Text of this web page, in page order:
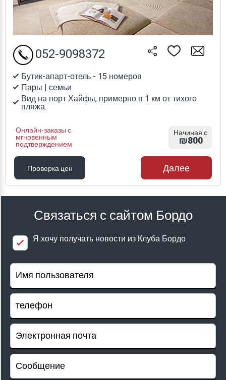
Бутик-апарт-отель - 15 номеров
Пары | семьи
Вид на порт Хайфы, примерно в 1 км от тихого
пляжа.
Онлайн-заказы с
мгновенным
подтверждением
052-9098372
Начиная с
₪800
Проверка цен
Проверка цен
Далее
Связаться с сайтом Бордо
Я хочу получать новости из Клуба Бордо